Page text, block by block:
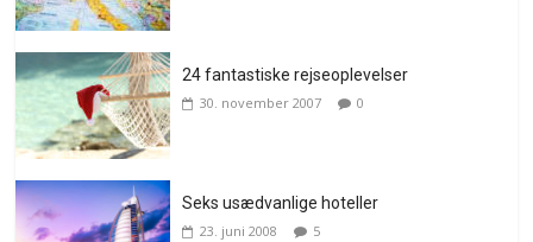
24 fantastiske rejseoplevelser
30. november 2007 0
Seks usædvanlige hoteller
23. juni 2008 5